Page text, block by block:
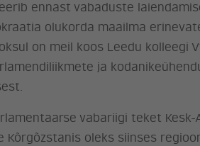
ennast vabaduste
olukorda maailma
on meil koos Leedu kolleegi
ja
vabariigi teket Kesk-
Kõrgõzstanis oleks siinses